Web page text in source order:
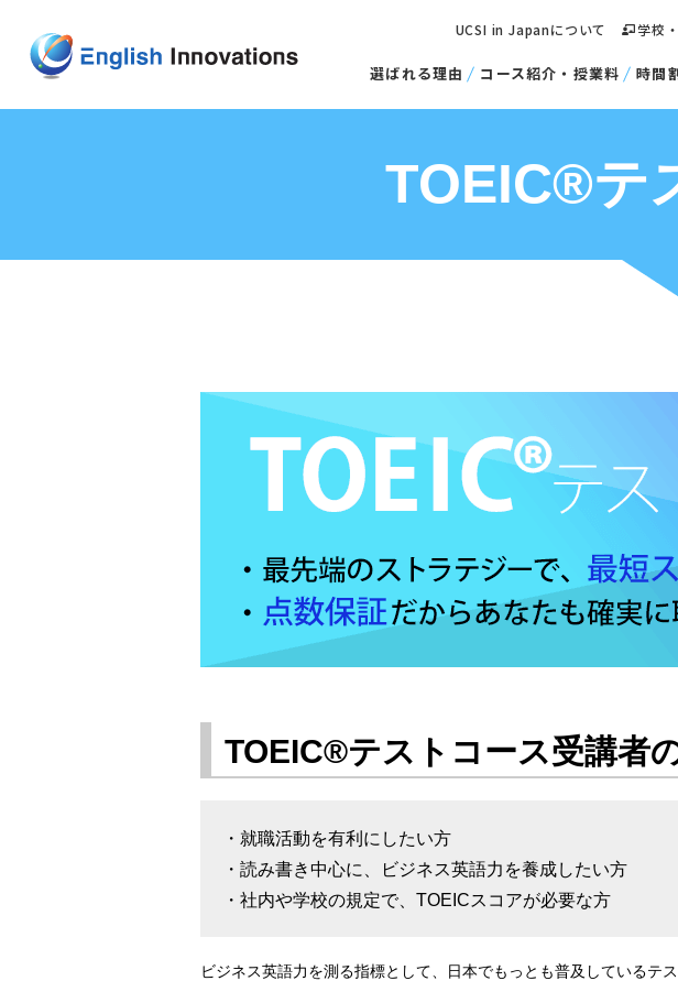
選ばれる理由 コース紹介・授業料 時間
UCSI in Japanについて 学校
TOEIC®テ
TOEIC®テストコース受講者
・就職活動を有利にしたい方
・読み書き中心に、ビジネス英語力を養成したい方
・社内や学校の規定で、TOEICスコアが必要な方
ビジネス英語力を測る指標として、日本でもっとも普及しているテス